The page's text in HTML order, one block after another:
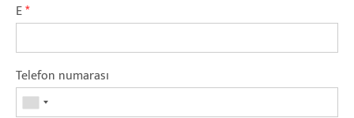
E*
Telefon numarası